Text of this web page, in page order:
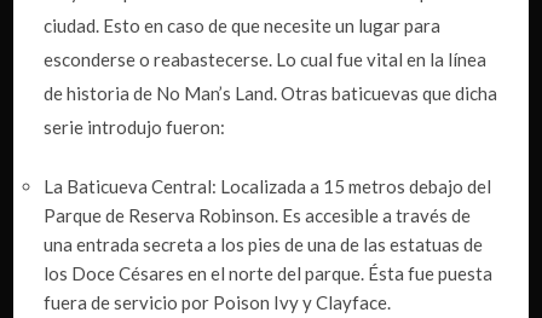
ciudad. Esto en caso de que necesite un lugar para
esconderse o reabastecerse. Lo cual fue vital en la línea
de historia de No Man’s Land. Otras baticuevas que dicha
serie introdujo fueron:
La Baticueva Central: Localizada a 15 metros debajo del
Parque de Reserva Robinson. Es accesible a través de
una entrada secreta a los pies de una de las estatuas de
los Doce Césares en el norte del parque. Ésta fue puesta
fuera de servicio por Poison Ivy y Clayface.